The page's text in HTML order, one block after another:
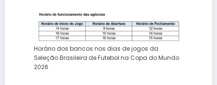
Horário dos bancos nos dias de jogos da
Seleção Brasileira de Futebol na Copa do Mundo
2026